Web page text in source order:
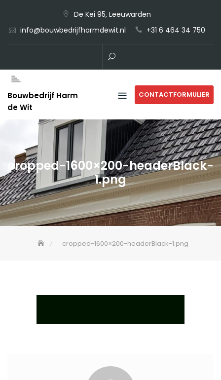
content
De Kei 95, Leeuwarden
info@bouwbedrijfharmdewit.nl
+31 6 464 34 750
Bouwbedrijf Harm
de Wit
CONTACTFORMULIER
cropped-1600×200-headerBlack-
1.png
cropped-1600×200-headerBlack-1.png